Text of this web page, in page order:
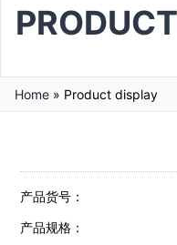
Home » Product display
产品货号：
产品规格：